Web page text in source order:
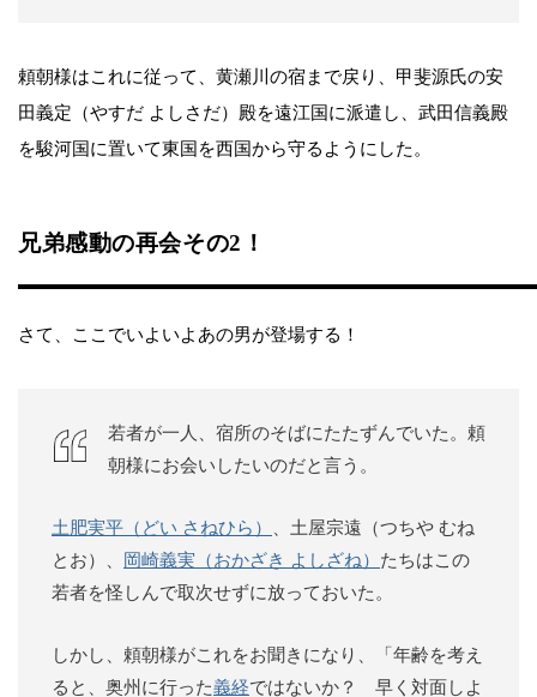
頼朝様はこれに従って、黄瀬川の宿まで戻り、甲斐源氏の安
田義定（やすだ よしさだ）殿を遠江国に派遣し、武田信義殿
を駿河国に置いて東国を西国から守るようにした。
兄弟感動の再会その2！
さて、ここでいよいよあの男が登場する！
若者が一人、宿所のそばにたたずんでいた。頼
朝様にお会いしたいのだと言う。
土肥実平（どい さねひら）
、土屋宗遠（つちや むね
とお）、
岡崎義実（おかざき よしざね） たちはこの
若者を怪しんで取次せずに放っておいた。
しかし、頼朝様がこれをお聞きになり、「年齢を考え
ると、奥州に行った義経ではないか？ 早く対面しよ